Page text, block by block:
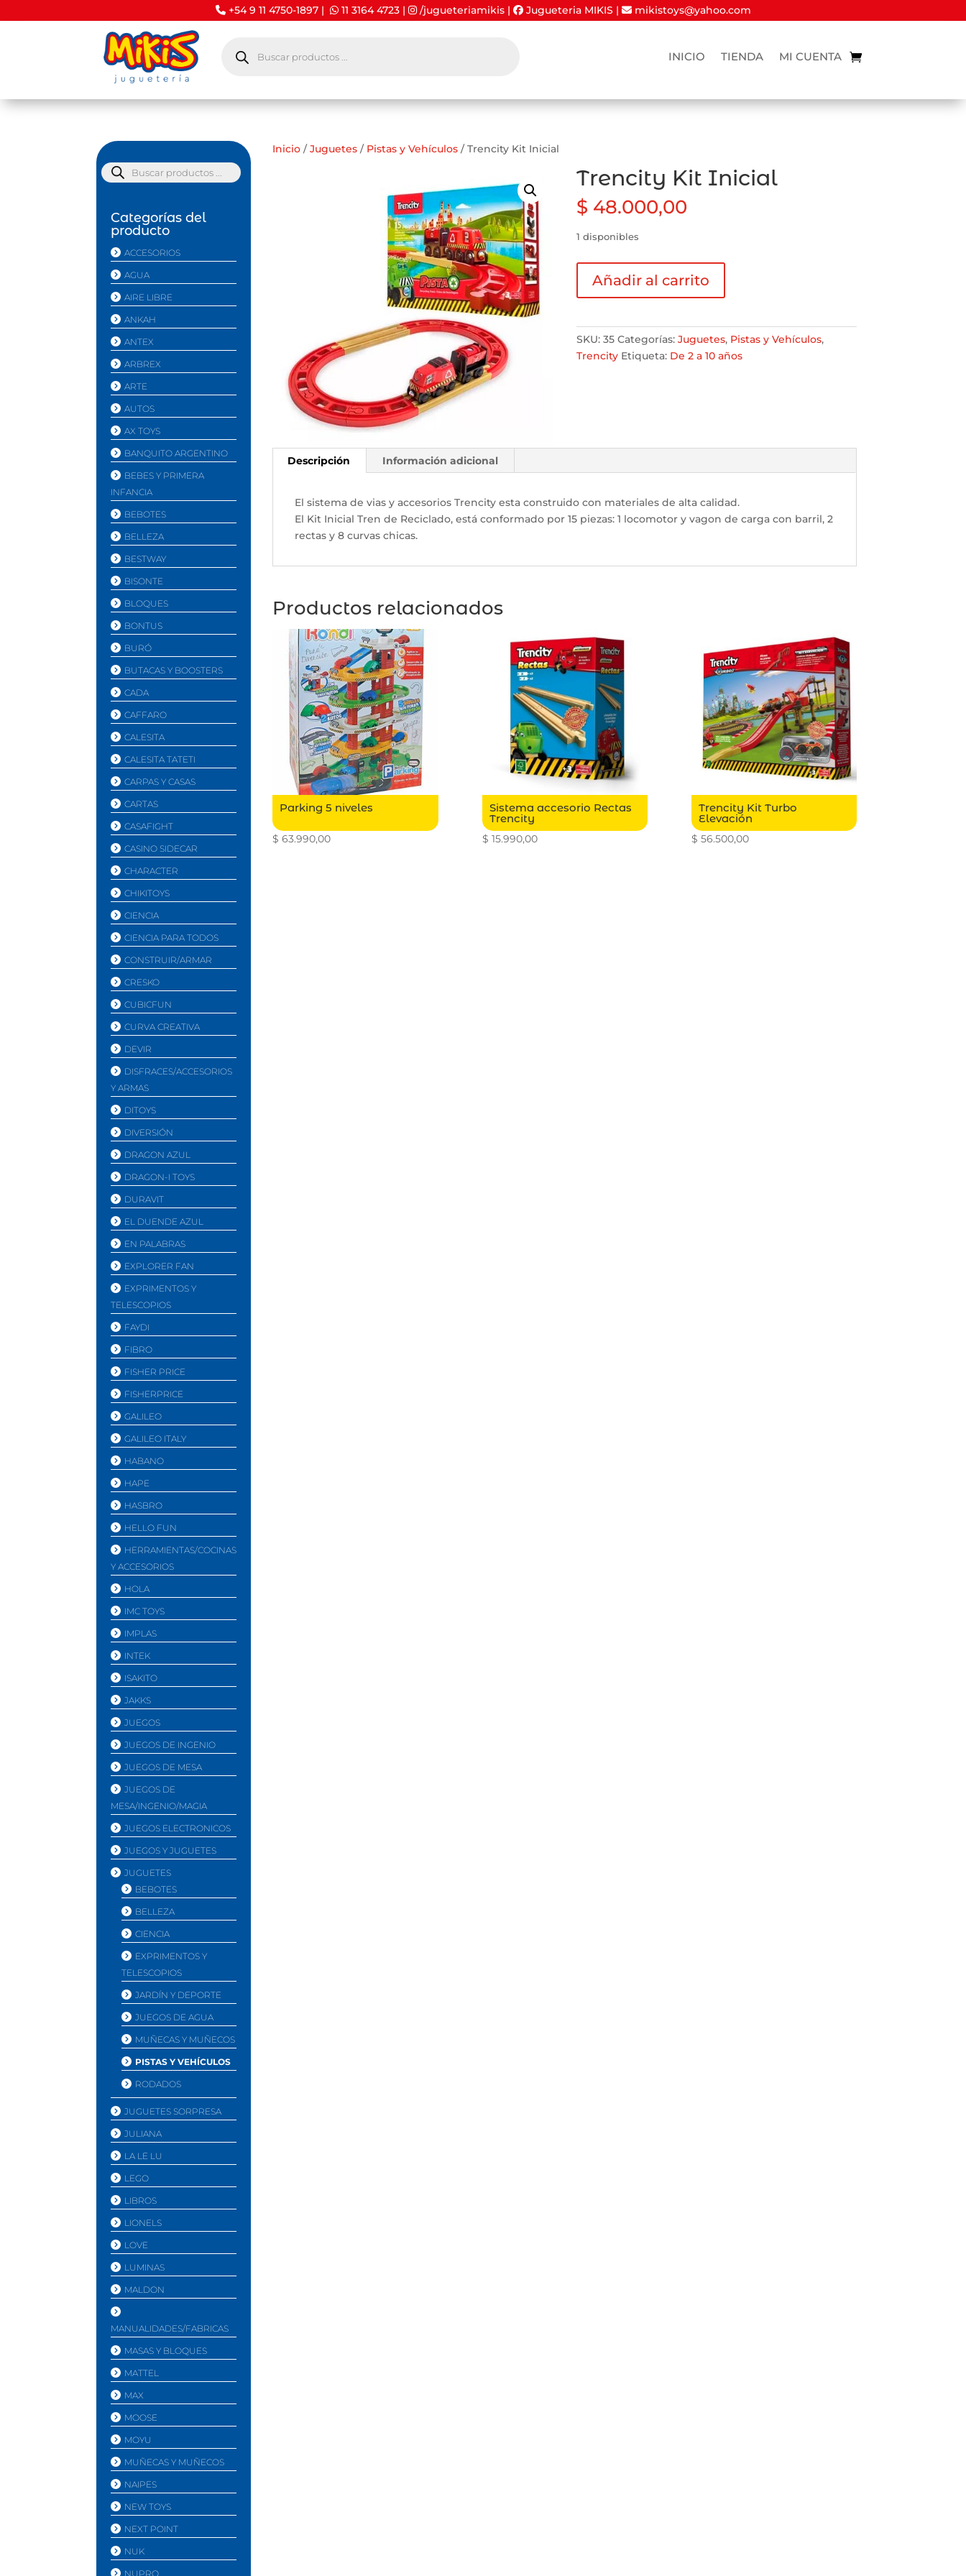
+54 9 11 4750-1897 | 11 3164 4723| /jugueteriamikis| Jugueteria MIKIS | mikistoys@yahoo.com
productos INICIO TIENDA MI CUENTA
Inicio /Juguetes / Pistas y Vehí­culos / Trencity Kit Inicial
Trencity Kit Inicial
$ 48.000,00
1 disponibles
Inicial
Añadir al carrito
SKU:35 Categorías:Juguetes, Pistas y Vehí­culos,
Trencity Etiqueta: De 2 a 10 años
Descripción Información adicional
El sistema de vias y accesorios Trencity esta construido con materiales de alta calidad.
El Kit Inicial Tren de Reciclado, está conformado por 15 piezas: 1 locomotor y vagon de carga con barril, 2
rectas y 8 curvas chicas.
Productos relacionados
Parking 5 niveles
$ 63.990,00
Sistema accesorio Rectas
Trencity
$ 15.990,00
Trencity Kit Turbo
Elevación
$ 56.500,00
Búsqueda
de
productos
Categorías del
producto
ACCESORIOS
AGUA
AIRE LIBRE
ANKAH
ANTEX
ARBREX
ARTE
AUTOS
AX TOYS
BANQUITO ARGENTINO
BEBES Y PRIMERA
INFANCIA
BEBOTES
BELLEZA
BESTWAY
BISONTE
BLOQUES
BONTUS
BURÓ
BUTACAS Y BOOSTERS
CADA
CAFFARO
CALESITA
CALESITA TATETI
CARPAS Y CASAS
CARTAS
CASAFIGHT
CASINO SIDECAR
CHARACTER
CHIKITOYS
CIENCIA
CIENCIA PARA TODOS
CONSTRUIR/ARMAR
CRESKO
CUBICFUN
CURVA CREATIVA
DEVIR
DISFRACES/ACCESORIOS
Y ARMAS
DITOYS
DIVERSIÓN
DRAGON AZUL
DRAGON-I TOYS
DURAVIT
EL DUENDE AZUL
EN PALABRAS
EXPLORER FAN
EXPRIMENTOS Y
TELESCOPIOS
FAYDI
FIBRO
FISHER PRICE
FISHERPRICE
GALILEO
GALILEO ITALY
HABANO
HAPE
HASBRO
HELLO FUN
HERRAMIENTAS/COCINAS
Y ACCESORIOS
HOLA
IMC TOYS
IMPLAS
INTEK
ISAKITO
JAKKS
JUEGOS
JUEGOS DE INGENIO
JUEGOS DE MESA
JUEGOS DE
MESA/INGENIO/MAGIA
JUEGOS ELECTRONICOS
JUEGOS Y JUGUETES
JUGUETES
BEBOTES
BELLEZA
CIENCIA
EXPRIMENTOS Y
TELESCOPIOS
JARDÍ­N Y DEPORTE
JUEGOS DE AGUA
MUÑECAS Y MUÑECOS
PISTAS Y VEHÍ­CULOS
RODADOS
JUGUETES SORPRESA
JULIANA
LA LE LU
LEGO
LIBROS
LIONELS
LOVE
LUMINAS
MALDON
MANUALIDADES/FABRICAS
MASAS Y BLOQUES
MATTEL
MAX
MOOSE
MOYU
MUÑECAS Y MUÑECOS
NAIPES
NEW TOYS
NEXT POINT
NUK
NUPRO